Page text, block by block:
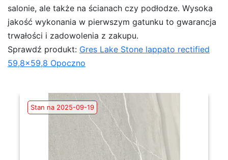
salonie, ale także na ścianach czy podłodze. Wysoka
jakość wykonania w pierwszym gatunku to gwarancja
trwałości i zadowolenia z zakupu.
Sprawdź produkt: Gres Lake Stone lappato rectified
59,8×59,8 Opoczno
Stan na 2025-09-19